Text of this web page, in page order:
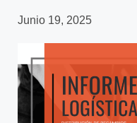
Junio 19, 2025